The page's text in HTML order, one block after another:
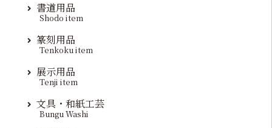
書道用品
Shodo item
篆刻用品
Tenkoku item
展示用品
Tenji item
文具・和紙工芸
Bungu Washi